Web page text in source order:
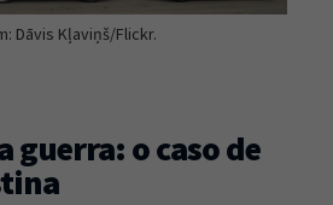
Caos Planejado.
Dāvis Kļaviņš/Flickr.
guerra: o caso de